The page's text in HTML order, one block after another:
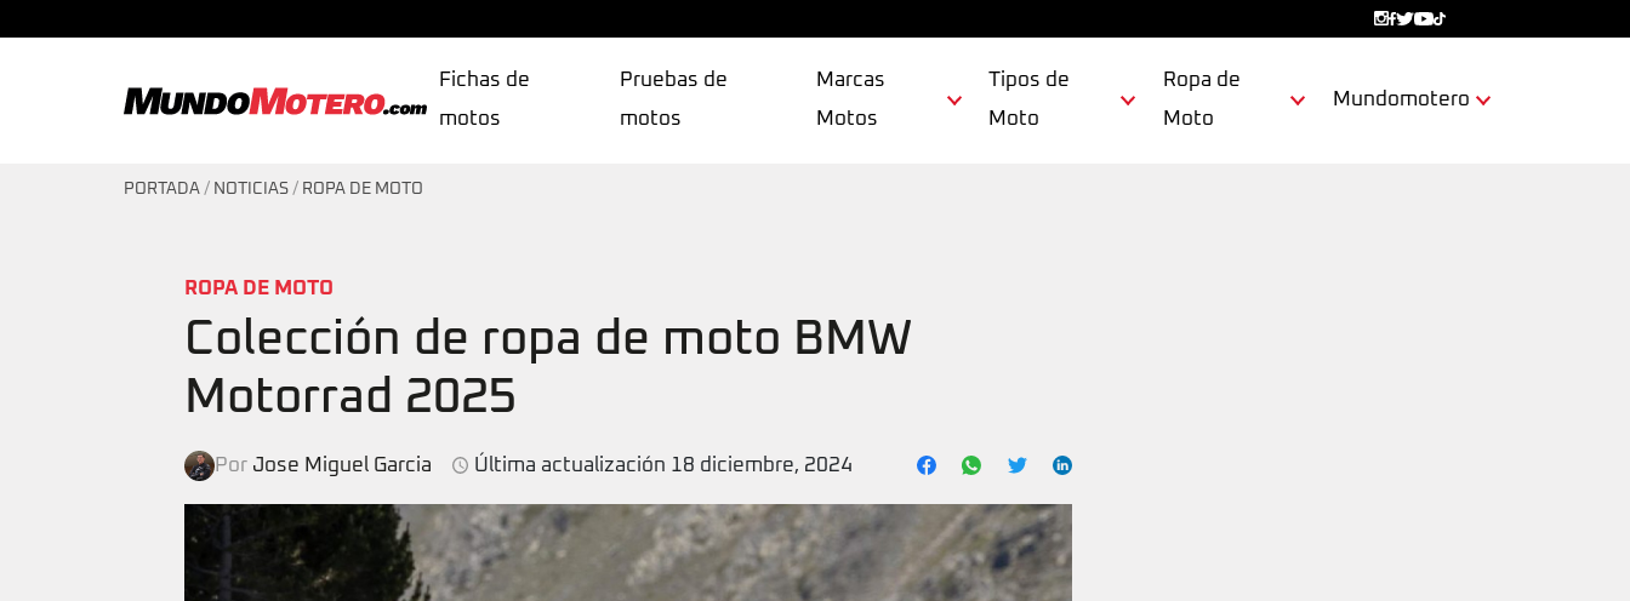
Fichas de
motos
Pruebas de
motos
Marcas
Motos
Tipos de
Moto
Ropa de
Moto
Mundomotero
PORTADA / NOTICIAS / ROPA DE MOTO
ROPA DE MOTO
Colección de ropa de moto BMW
Motorrad 2025
Por Jose Miguel Garcia Última actualización 18 diciembre, 2024